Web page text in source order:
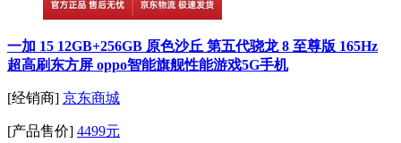
一加 15 12GB+256GB 原色沙丘 第五代骁龙 8 至尊版 165Hz
超高刷东方屏 oppo智能旗舰性能游戏5G手机
[经销商] 京东商城
[产品售价] 4499元